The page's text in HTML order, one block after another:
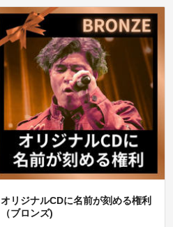
オリジナルCDに名前が刻める権利
（ブロンズ)